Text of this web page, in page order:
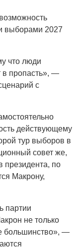
выборами 2027
что люди
в пропасть», —
с
действующему
тур выборов в
совет же,
по
Макрону,
партии
не только
большинство», —